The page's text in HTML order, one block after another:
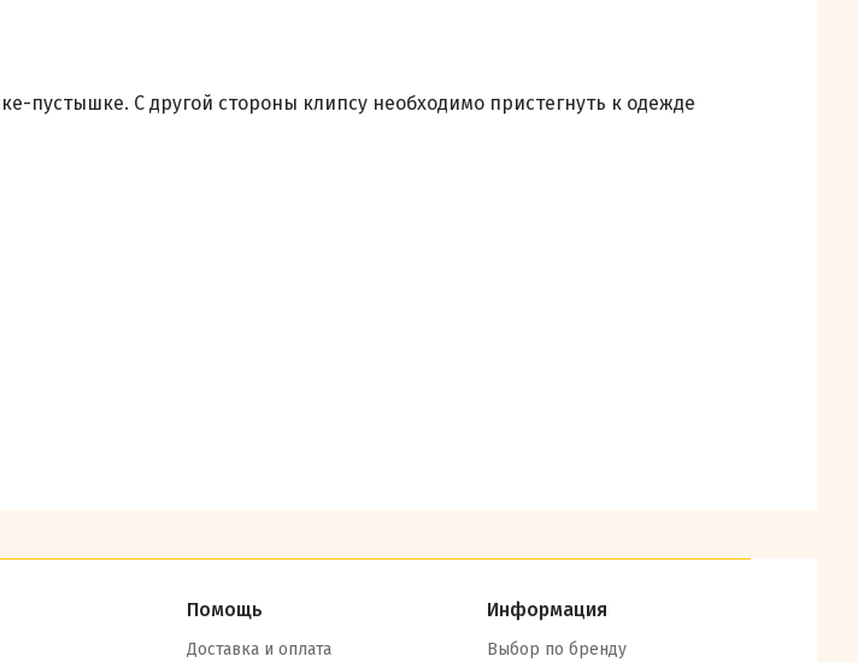
пустышке. С другой стороны клипсу необходимо пристегнуть к одежде
Помощь
Доставка и оплата
Информация
Выбор по бренду